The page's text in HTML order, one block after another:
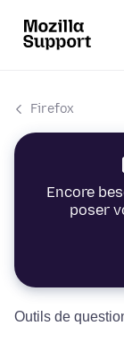
Firefox
Encore
poser
Outils de